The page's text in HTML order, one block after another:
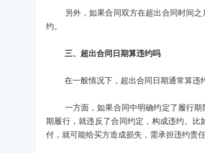
另外，如果合同双方在超出合同时间之
约。
三、超出合同日期算违约吗
在一般情况下，超出合同日期通常算违约
一方面，如果合同中明确约定了履行期
期履行，就违反了合同约定，构成违约。
付，就可能给买方造成损失，需承担违约责